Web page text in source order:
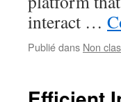
interact …
Publié dans Non